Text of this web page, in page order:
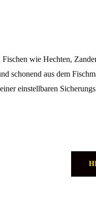
wie Hechten,
schonend aus dem
einstellbaren